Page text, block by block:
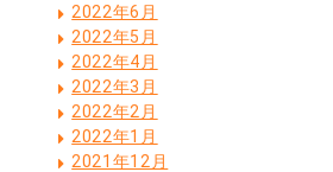
2022年6月
2022年5月
2022年4月
2022年3月
2022年2月
2022年1月
2021年12月